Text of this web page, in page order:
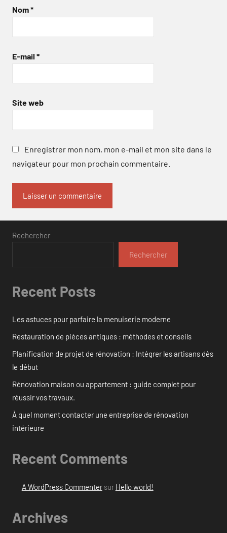
Nom*
E-mail *
Site web
Enregistrer mon nom, mon e-mail et mon site dans le
navigateur pour mon prochain commentaire.
Rechercher
Rechercher
Recent Posts
Les astuces pour parfaire la menuiserie moderne
Restauration de pièces antiques : méthodes et conseils
Planification de projet de rénovation : Intégrer les artisans dès
le début
Rénovation maison ou appartement : guide complet pour
réussir vos travaux.
À quel moment contacter une entreprise de rénovation
intérieure
Recent Comments
A WordPress Commentersur Hello world!
Archives